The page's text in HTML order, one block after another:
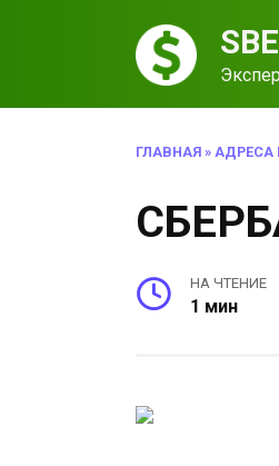
ГЛАВНАЯ » АДРЕСА
НА ЧТЕНИЕ
1 мин